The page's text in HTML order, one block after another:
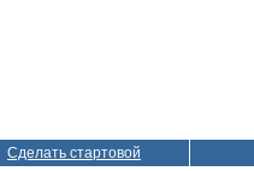
Сделать стартовой